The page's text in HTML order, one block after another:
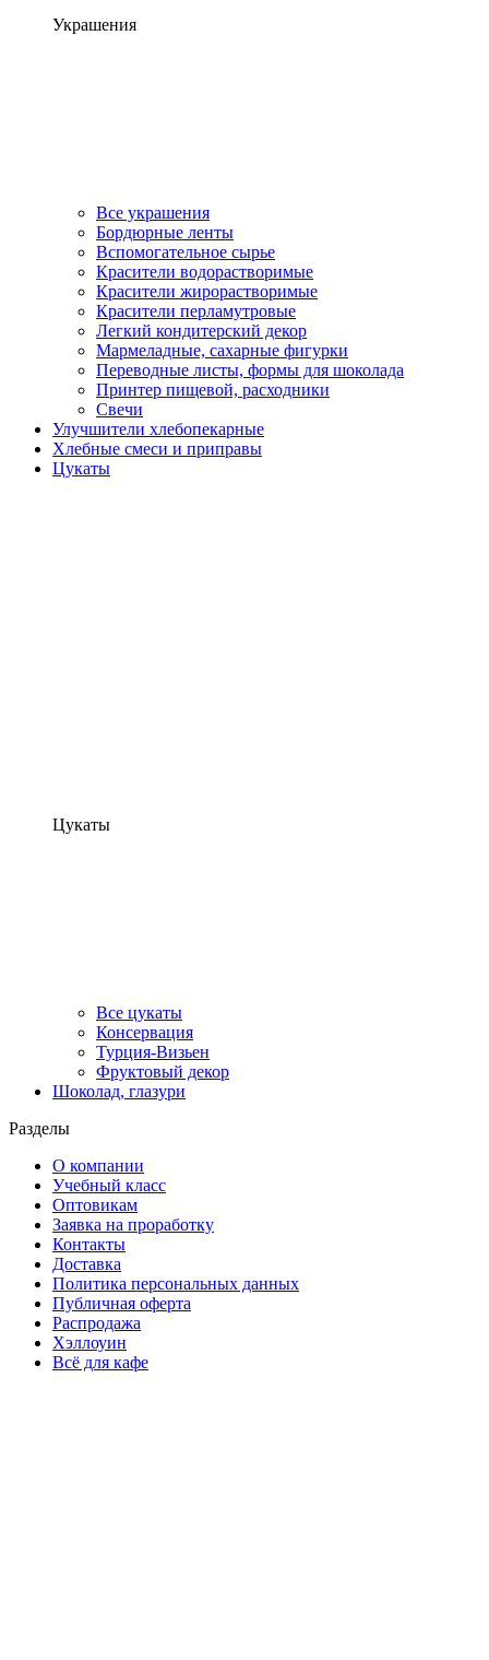
Украшения
Все украшения
Бордюрные ленты
Вспомогательное сырье
Красители водорастворимые
Красители жирорастворимые
Красители перламутровые
Легкий кондитерский декор
Мармеладные, сахарные фигурки
Переводные листы, формы для шоколада
Принтер пищевой, расходники
Свечи
Улучшители хлебопекарные
Хлебные смеси и приправы
Цукаты
Цукаты
Все цукаты
Консервация
Турция-Визьен
Фруктовый декор
Шоколад, глазури
Разделы
О компании
Учебный класс
Оптовикам
Заявка на проработку
Контакты
Доставка
Политика персональных данных
Публичная оферта
Распродажа
Хэллоуин
Всё для кафе